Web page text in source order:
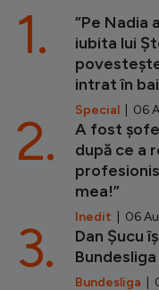
”Pe Nadia
iubita lui
intrat în
Special | 06
1.
A fost
după ce a
mea!”
Inedit | 06
2.
Dan Șucu
Bundesliga |
3.